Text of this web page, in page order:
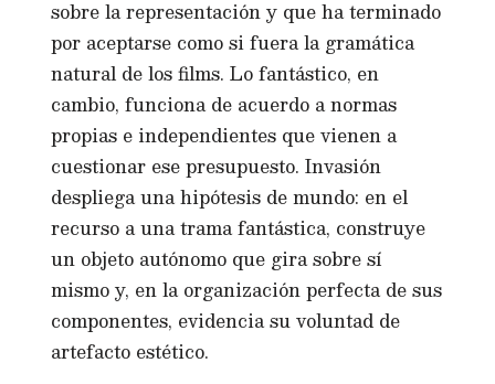
sobre la representación y que ha terminado
por aceptarse como si fuera la gramática
natural de los films. Lo fantástico, en
cambio, funciona de acuerdo a normas
propias e independientes que vienen a
cuestionar ese presupuesto. Invasión
despliega una hipótesis de mundo: en el
recurso a una trama fantástica, construye
un objeto autónomo que gira sobre sí
mismo y, en la organización perfecta de sus
componentes, evidencia su voluntad de
artefacto estético.